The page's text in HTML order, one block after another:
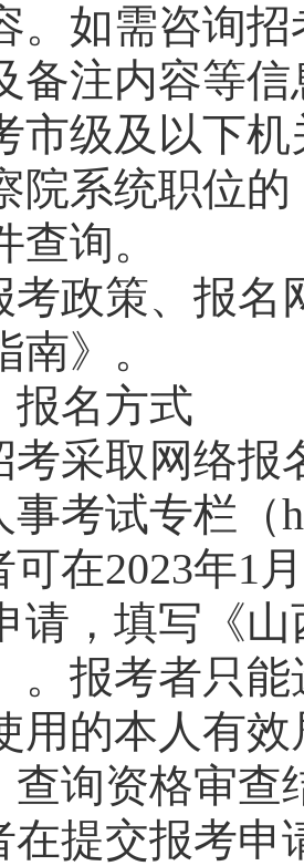
如需咨询
备注内容等
市级及以下机
院系统职位
查询。
考政策、报名
南》 。
报名方式
考采取网络报
事考试专栏 （
可在2023年1月
请，填写《山
。报考者只
用的本人有效
查询资格审查
在提交报考申